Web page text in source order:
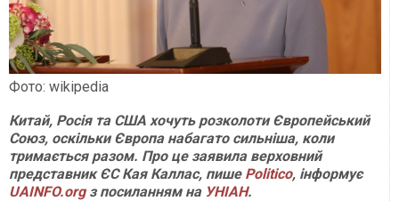
Фото: wikipedia
Китай, Росія та США хочуть розколоти Європейський
Союз, оскільки Європа набагато сильніша, коли
тримається разом. Про це заявила верховний
представник ЄС Кая Каллас, пише Politico, інформує
UAINFO.orgз посиланням на УНІАН.